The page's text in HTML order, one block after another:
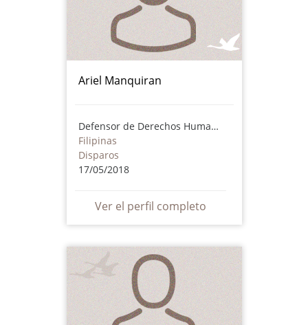
Ariel Manquiran
Defensor de Derechos Humanos
Filipinas
Disparos
17/05/2018
Ver el perfil completo